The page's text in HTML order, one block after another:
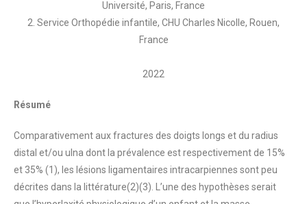
Université, Paris, France
2. Service Orthopédie infantile, CHU Charles Nicolle, Rouen,
France
2022
Résumé
Comparativement aux fractures des doigts longs et du radius
distal et/ou ulna dont la prévalence est respectivement de 15%
et 35% (1), les lésions ligamentaires intracarpiennes sont peu
décrites dans la littérature(2)(3). L’une des hypothèses serait